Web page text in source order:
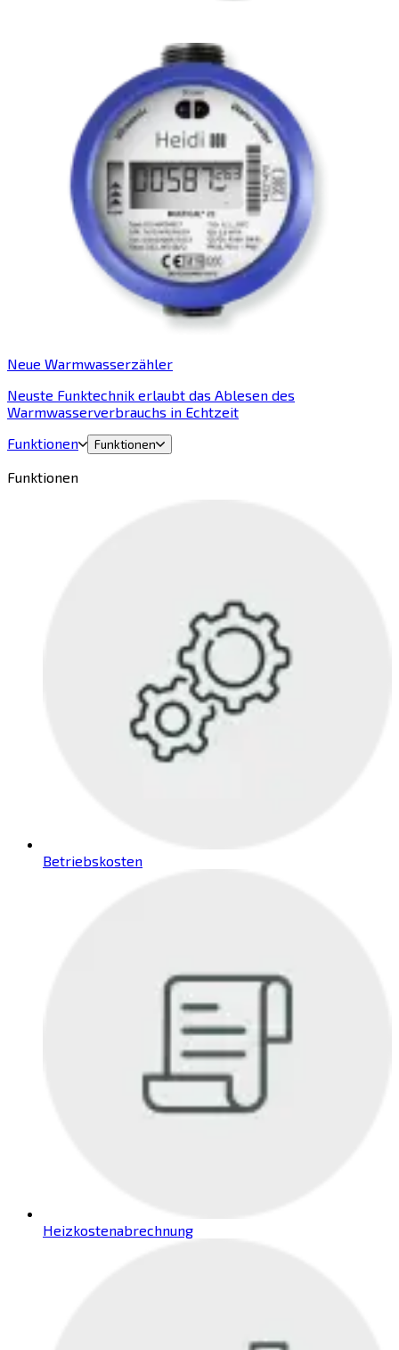
Neue Warmwasserzähler
Neuste Funktechnik erlaubt das Ablesen des
Warmwasserverbrauchs in Echtzeit
Funktionen
Funktionen
Funktionen
Betriebskosten
Heizkostenabrechnung